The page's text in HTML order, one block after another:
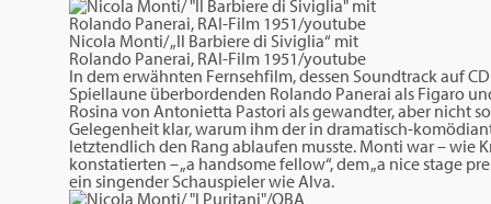
Nicola Monti/ „Il Barbiere di Siviglia“ mit
Rolando Panerai, RAI-Film 1951/youtube
In dem erwähnten Fernsehfilm, dessen Soundtrack auf
Spiellaune überbordenden Rolando Panerai als Figaro
Rosina von Antonietta Pastori als gewandter, aber nicht
Gelegenheit klar, warum ihm der in dramatisch-
letztendlich den Rang ablaufen musste. Monti war – wie
konstatierten – „a handsome fellow“, dem „a nice stage
ein singender Schauspieler wie Alva.